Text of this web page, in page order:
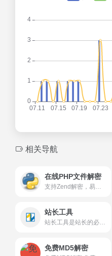
相关导航
在线PHP文件解密
支持Zend解密，易盾解密，混淆解密。支持Zend/PHP5.2，Zend/PHP5.3解密，Zend/PHP5.4解密。 支持易盾1.x，易盾2.x解密。支持phpjm解密，tianyiw解密，zym解密，威盾/微盾解密。 其他一些不常见的PHP加密方式也可尝试解密。
站长工具
站长工具是站长的必备工具。经常上站长工具可以了解SEO数据变化。还可以检测网站死链接、蜘蛛访问、HTML格式检测、网站速度测试、友情链接检查、网站域名IP查询、PR、权重查询、alexa、whois查询等等。
免费MD5解密